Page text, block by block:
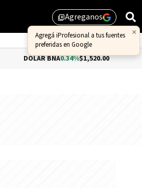
library_addAgreganos
×
Agregá iProfesional a tus fuentes
preferidas en Google
DÓLAR BNA0.34%$1,520.00